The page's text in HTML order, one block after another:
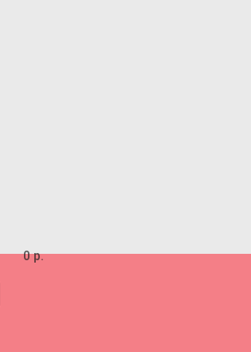
0 р.